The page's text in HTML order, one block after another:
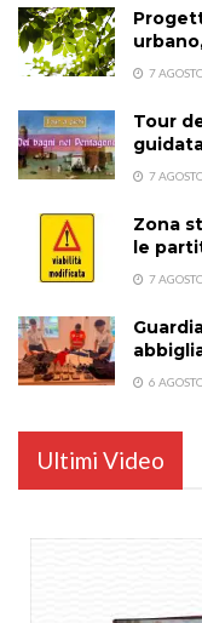
7
Tour
7
Zona
le
7
6
Ultimi Video